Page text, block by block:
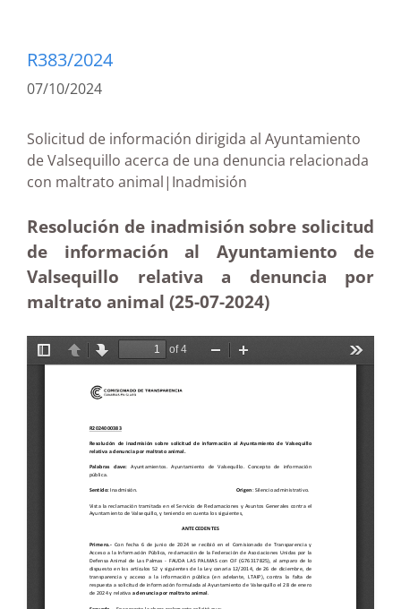
R383/2024
07/10/2024
Solicitud de información dirigida al Ayuntamiento
de Valsequillo acerca de una denuncia relacionada
con maltrato animal|Inadmisión
Resolución de inadmisión sobre solicitud
de información al Ayuntamiento de
Valsequillo relativa a denuncia por
maltrato animal (25-07-2024)